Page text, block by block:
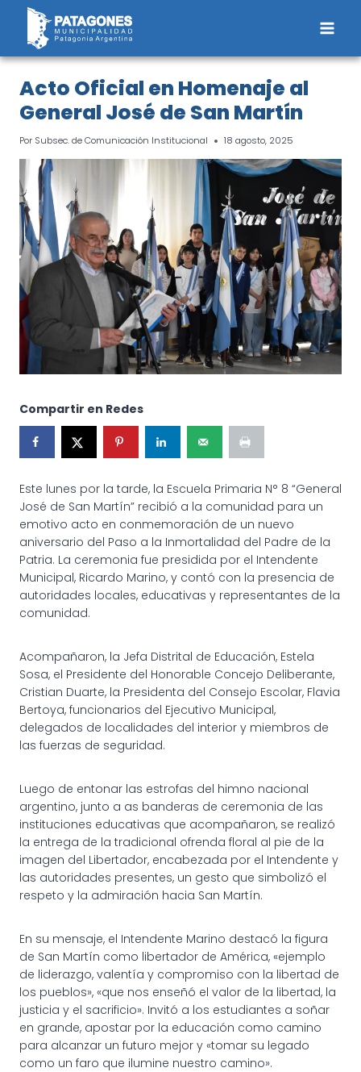
Saltar
contenido
Acto Oficial en Homenaje al
General José de San Martín
Por Subsec. de Comunicación Institucional 18 agosto, 2025
Compartir en Redes
Este lunes por la tarde, la Escuela Primaria N° 8 “General
José de San Martín” recibió a la comunidad para un
emotivo acto en conmemoración de un nuevo
aniversario del Paso a la Inmortalidad del Padre de la
Patria. La ceremonia fue presidida por el Intendente
Municipal, Ricardo Marino, y contó con la presencia de
autoridades locales, educativas y representantes de la
comunidad.
Acompañaron, la Jefa Distrital de Educación, Estela
Sosa, el Presidente del Honorable Concejo Deliberante,
Cristian Duarte, la Presidenta del Consejo Escolar, Flavia
Bertoya, funcionarios del Ejecutivo Municipal,
delegados de localidades del interior y miembros de
las fuerzas de seguridad.
Luego de entonar las estrofas del himno nacional
argentino, junto a as banderas de ceremonia de las
instituciones educativas que acompañaron, se realizó
la entrega de la tradicional ofrenda floral al pie de la
imagen del Libertador, encabezada por el Intendente y
las autoridades presentes, un gesto que simbolizó el
respeto y la admiración hacia San Martín.
En su mensaje, el Intendente Marino destacó la figura
de San Martín como libertador de América, «ejemplo
de liderazgo, valentía y compromiso con la libertad de
los pueblos», «que nos enseñó el valor de la libertad, la
justicia y el sacrificio». Invitó a los estudiantes a soñar
en grande, apostar por la educación como camino
para alcanzar un futuro mejor y «tomar su legado
como un faro que ilumine nuestro camino».